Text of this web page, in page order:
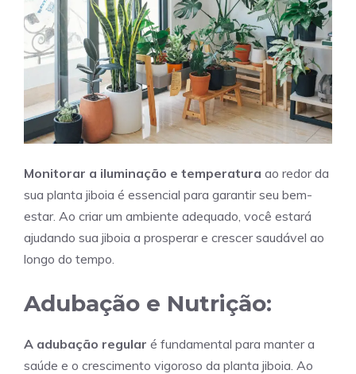
Monitorar a iluminação e temperatura ao redor da
sua planta jiboia é essencial para garantir seu bem-
estar. Ao criar um ambiente adequado, você estará
ajudando sua jiboia a prosperar e crescer saudável ao
longo do tempo.
Adubação e Nutrição:
A adubação regular é fundamental para manter a
saúde e o crescimento vigoroso da planta jiboia. Ao